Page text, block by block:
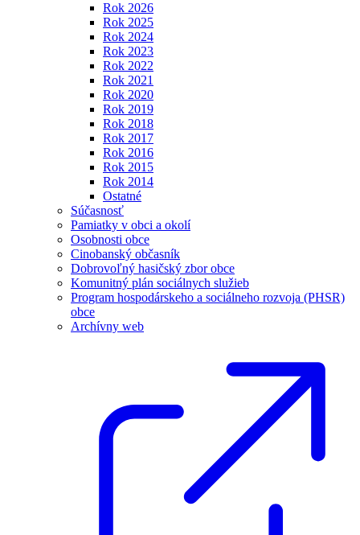
Rok 2026
Rok 2025
Rok 2024
Rok 2023
Rok 2022
Rok 2021
Rok 2020
Rok 2019
Rok 2018
Rok 2017
Rok 2016
Rok 2015
Rok 2014
Ostatné
Súčasnosť
Pamiatky v obci a okolí
Osobnosti obce
Cinobanský občasník
Dobrovoľný hasičský zbor obce
Komunitný plán sociálnych služieb
Program hospodárskeho a sociálneho rozvoja (PHSR)
obce
Archívny web